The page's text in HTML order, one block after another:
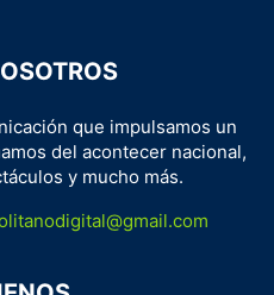
que impulsamos un
del acontecer nacional,
y mucho más.